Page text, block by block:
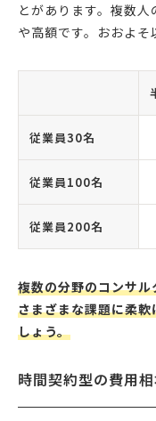
とがあります。複数
や高額です。おおよそ
従業員30名
従業員100名
従業員200名
複数の分野のコンサ
さまざまな課題に柔
しょう。
時間契約型の費用